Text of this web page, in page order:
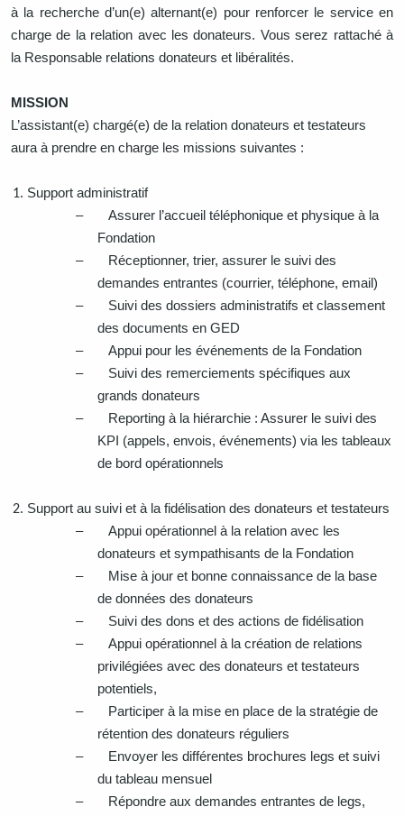
à la recherche d’un(e) alternant(e) pour renforcer le service en
charge de la relation avec les donateurs. Vous serez rattaché à
la Responsable relations donateurs et libéralités.
MISSION
L’assistant(e) chargé(e) de la relation donateurs et testateurs
aura à prendre en charge les missions suivantes :
Support administratif
–
Assurer l’accueil téléphonique et physique à la
Fondation
–
Réceptionner, trier, assurer le suivi des
demandes entrantes (courrier, téléphone, email)
–
Suivi des dossiers administratifs et classement
des documents en GED
–
Appui pour les événements de la Fondation
–
Suivi des remerciements spécifiques aux
grands donateurs
–
Reporting à la hiérarchie : Assurer le suivi des
KPI (appels, envois, événements) via les tableaux
de bord opérationnels
Support au suivi et à la fidélisation des donateurs et testateurs
–
Appui opérationnel à la relation avec les
donateurs et sympathisants de la Fondation
–
Mise à jour et bonne connaissance de la base
de données des donateurs
–
Suivi des dons et des actions de fidélisation
–
Appui opérationnel à la création de relations
privilégiées avec des donateurs et testateurs
potentiels,
–
Participer à la mise en place de la stratégie de
rétention des donateurs réguliers
–
Envoyer les différentes brochures legs et suivi
du tableau mensuel
–
Répondre aux demandes entrantes de legs,